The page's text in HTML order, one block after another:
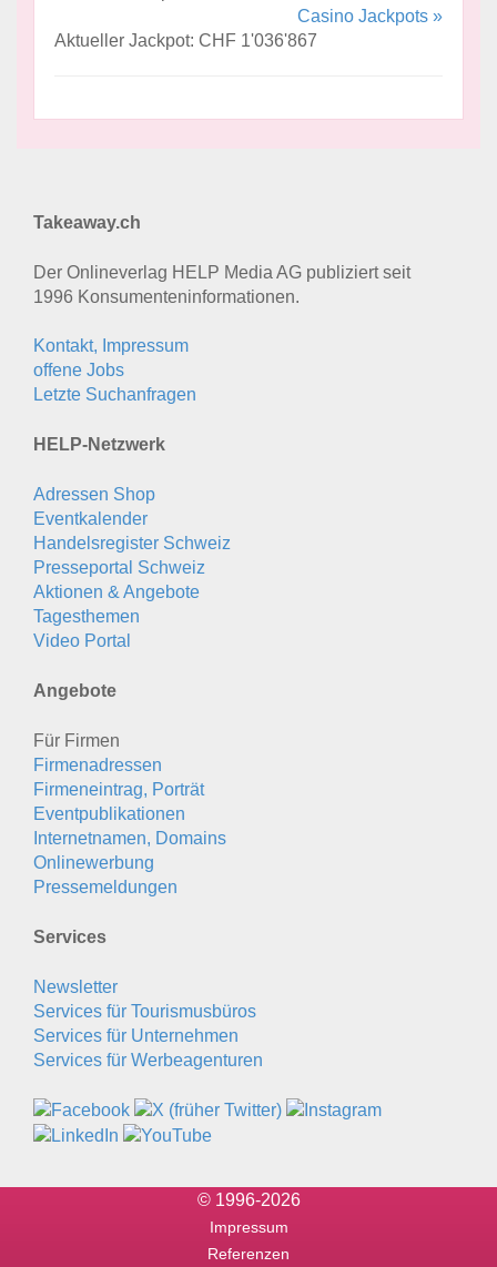
Casino Jackpots »
Aktueller Jackpot: CHF 1'036'867
Takeaway.ch
Der Onlineverlag HELP Media AG publiziert seit
1996 Konsumenten­informationen.
Kontakt, Impressum
offene Jobs
Letzte Suchanfragen
HELP-Netzwerk
Adressen Shop
Eventkalender
Handelsregister Schweiz
Presseportal Schweiz
Aktionen & Angebote
Tagesthemen
Video Portal
Angebote
Für Firmen
Firmenadressen
Firmeneintrag, Porträt
Eventpublikationen
Internetnamen, Domains
Onlinewerbung
Pressemeldungen
Services
Newsletter
Services für Tourismusbüros
Services für Unternehmen
Services für Werbeagenturen
© 1996-2026
Impressum
Referenzen